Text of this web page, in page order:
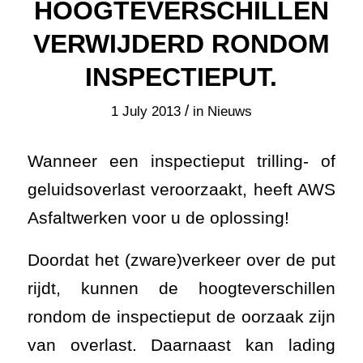
HOOGTEVERSCHILLEN
VERWIJDERD RONDOM
INSPECTIEPUT.
1 July 2013 / in Nieuws
Wanneer een inspectieput trilling- of
geluidsoverlast veroorzaakt, heeft AWS
Asfaltwerken voor u de oplossing!
Doordat het (zware)verkeer over de put
rijdt, kunnen de hoogteverschillen
rondom de inspectieput de oorzaak zijn
van overlast. Daarnaast kan lading